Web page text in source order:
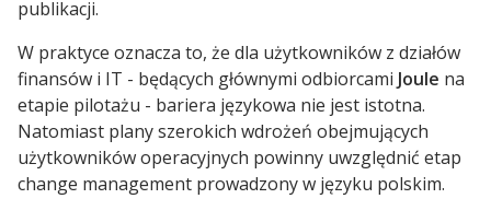
publikacji.
W praktyce oznacza to, że dla użytkowników z działów
finansów i IT - będących głównymi odbiorcami Joule na
etapie pilotażu - bariera językowa nie jest istotna.
Natomiast plany szerokich wdrożeń obejmujących
użytkowników operacyjnych powinny uwzględnić etap
change management prowadzony w języku polskim.